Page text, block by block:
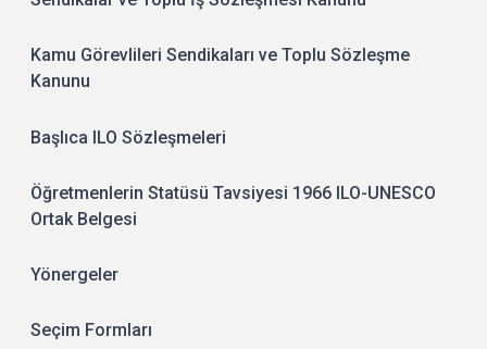
Kamu Görevlileri Sendikaları ve Toplu Sözleşme
Kanunu
Başlıca ILO Sözleşmeleri
Öğretmenlerin Statüsü Tavsiyesi 1966 ILO-UNESCO
Ortak Belgesi
Yönergeler
Seçim Formları